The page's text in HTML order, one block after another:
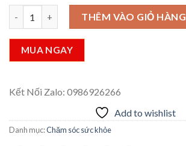
Tinh chất sâm núi Hurrom số lượng
THÊM VÀO GIỎ HÀNG
MUA NGAY
Kết Nối Zalo: 0986926266
Add to wishlist
Danh mục:Chăm sóc sức khỏe